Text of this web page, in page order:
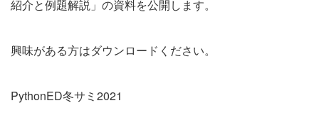
紹介と例題解説」の資料を公開します。
興味がある方はダウンロードください。
PythonED冬サミ2021